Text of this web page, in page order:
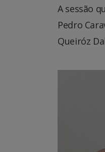
A sessão
Pedro
Queiróz